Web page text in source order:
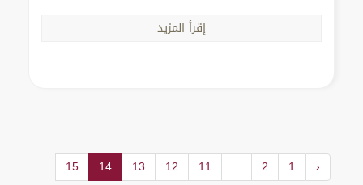
إقرأ المزيد
‹
1
2
...
11
12
13
14
15